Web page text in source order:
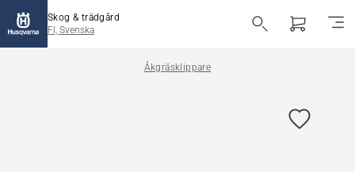
Skog & trädgård
FI, Svenska
Åkgräsklippare